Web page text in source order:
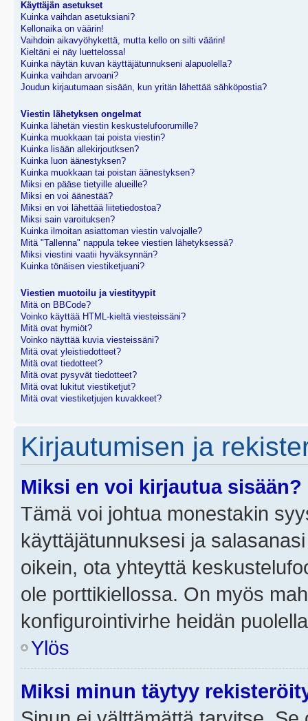
Käyttäjän asetukset
Kuinka vaihdan asetuksiani?
Kellonaika on väärin!
Vaihdoin aikavyöhykettä, mutta kello on silti väärin!
Kieltäni ei näy luettelossa!
Kuinka näytän kuvan käyttäjätunnukseni alapuolella?
Kuinka vaihdan arvoani?
Joudun kirjautumaan sisään, kun yritän lähettää sähköpostia?
Viestin lähetyksen ongelmat
Kuinka lähetän viestin keskustelufoorumille?
Kuinka muokkaan tai poista viestin?
Kuinka lisään allekirjoutksen?
Kuinka luon äänestyksen?
Kuinka muokkaan tai poistan äänestyksen?
Miksi en pääse tietyille alueille?
Miksi en voi äänestää?
Miksi en voi lähettää liitetiedostoa?
Miksi sain varoituksen?
Kuinka ilmoitan asiattoman viestin valvojalle?
Mitä "Tallenna" nappula tekee viestien lähetyksessä?
Miksi viestini vaatii hyväksynnän?
Kuinka tönäisen viestiketjuani?
Viestien muotoilu ja viestityypit
Mitä on BBCode?
Voinko käyttää HTML-kieltä viesteissäni?
Mitä ovat hymiöt?
Voinko näyttää kuvia viesteissäni?
Mitä ovat yleistiedotteet?
Mitä ovat tiedotteet?
Mitä ovat pysyvät tiedotteet?
Mitä ovat lukitut viestiketjut?
Mitä ovat viestiketjujen kuvakkeet?
Kirjautumisen ja
Miksi en voi kirjautua sisään?
Tämä voi johtua monestakin
käyttäjätunnuksesi ja
oikein, ota yhteyttä
ole porttikiellossa. On myös
konfigurointivirhe heidän
Ylös
Miksi minun täytyy